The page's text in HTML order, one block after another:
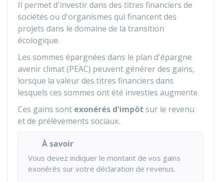
Il permet d'investir dans des titres financiers de
sociétés ou d'organismes qui financent des
projets dans le domaine de la transition
écologique.
Les sommes épargnées dans le plan d'épargne
avenir climat (PEAC) peuvent générer des gains,
lorsque la valeur des titres financiers dans
lesquels ces sommes ont été investies augmente.
Ces gains sont exonérés d'impôt sur le revenu
et de prélèvements sociaux.
À savoir
Vous devez indiquer le montant de vos gains
exonérés sur votre déclaration de revenus.